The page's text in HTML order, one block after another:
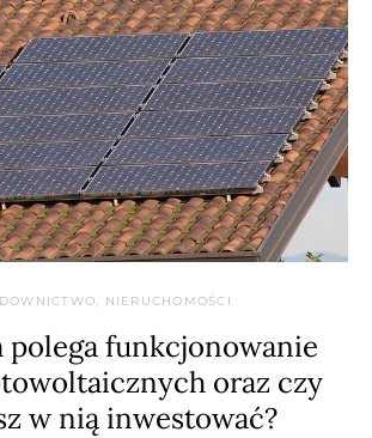
NIERUCHOMOŚCI
polega funkcjonowanie
oraz czy
w nią inwestować?